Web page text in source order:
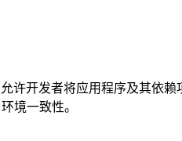
许开发者将应用程序及其依
境一致性。